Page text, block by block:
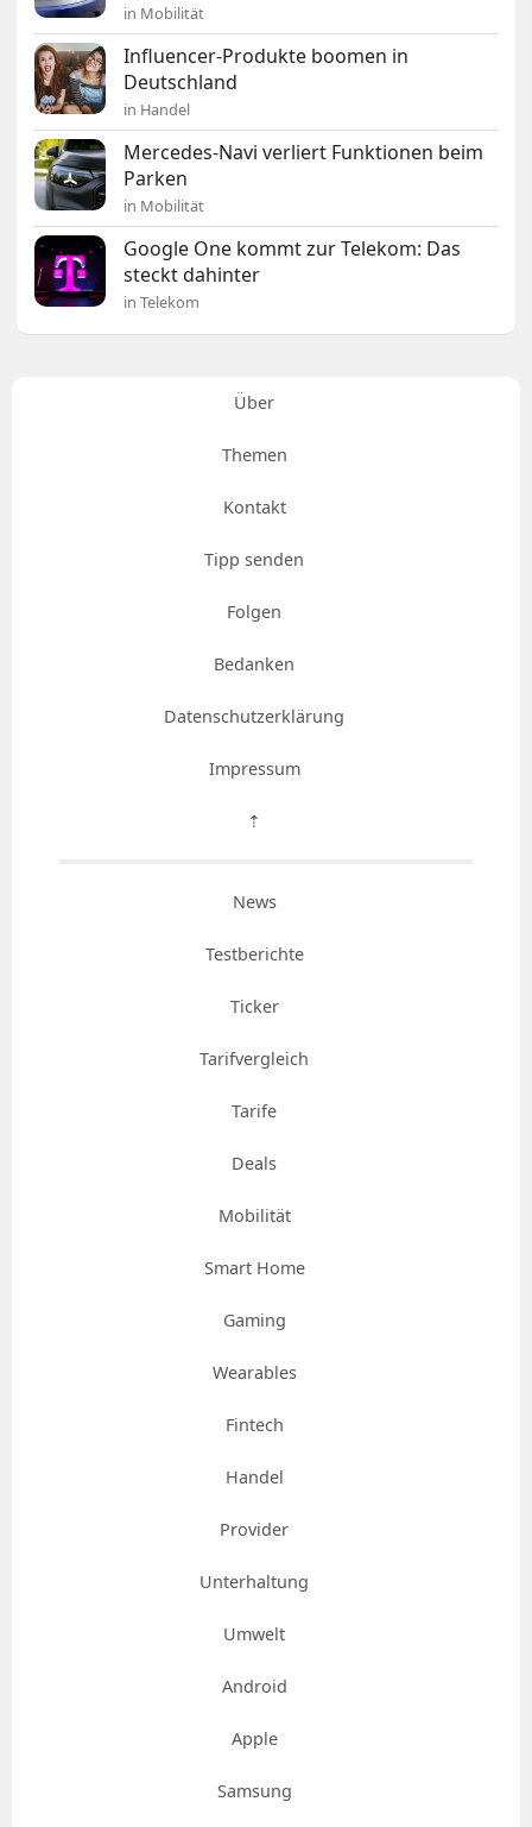
in Mobilität
Influencer-Produkte boomen in
Deutschland
in Handel
Mercedes-Navi verliert Funktionen beim
Parken
in Mobilität
Google One kommt zur Telekom: Das
steckt dahinter
in Telekom
Über
Themen
Kontakt
Tipp senden
Folgen
Bedanken
Datenschutzerklärung
Impressum
⇡
News
Testberichte
Ticker
Tarifvergleich
Tarife
Deals
Mobilität
Smart Home
Gaming
Wearables
Fintech
Handel
Provider
Unterhaltung
Umwelt
Android
Apple
Samsung